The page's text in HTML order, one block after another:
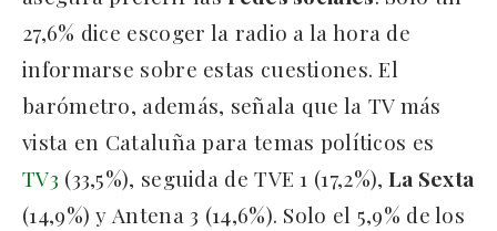
27,6% dice escoger la radio a la hora de
informarse sobre estas cuestiones. El
barómetro, además, señala que la TV más
vista en Cataluña para temas políticos es
TV3 (33,5%), seguida de TVE 1 (17,2%), La Sexta
(14,9%) y Antena 3 (14,6%). Solo el 5,9% de los